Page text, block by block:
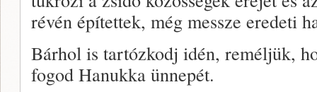
révén építettek, még messze eredeti
Bárhol is tartózkodj idén, reméljük,
fogod Hanukka ünnepét.